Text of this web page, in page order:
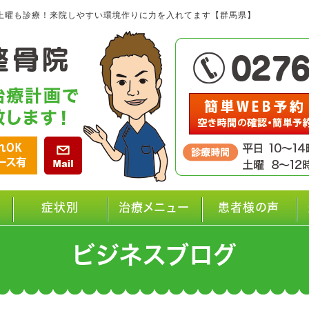
も診療！来院しやすい環境作りに力を入れてます【群馬県】
症状別 治療メニュー 患者様の声
ビジネスブログ